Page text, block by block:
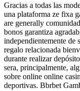
Gracias a todas las
una plataforma ze fixa
are generally
bonos garantiza
independientemente de
regalo relacionada
durante realizar
sera, principalmente,
sobre online online
deportivas. Bbrbet